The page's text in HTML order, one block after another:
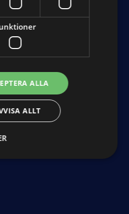
ALLA
ALLT